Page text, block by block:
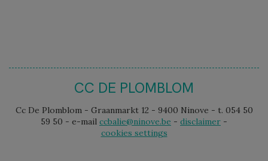
CC DE PLOMBLOM
Cc De Plomblom - Graanmarkt 12 - 9400 Ninove - t. 054 50
59 50 - e-mail ccbalie@ninove.be - disclaimer -
cookies settings